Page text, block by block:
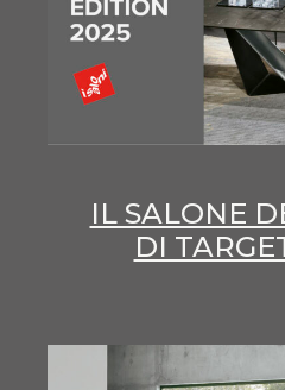
IL SALONE
DI